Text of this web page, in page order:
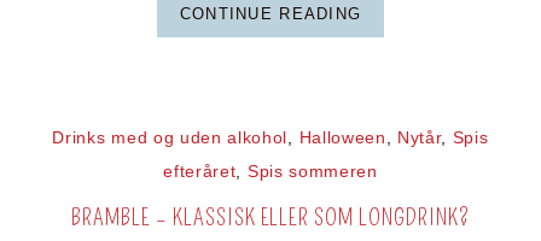
CONTINUE READING
Drinks med og uden alkohol Halloween Nytår, Spis
efteråret
Spis sommeren
BRAMBLE – KLASSISK ELLER SOM LONGDRINK?